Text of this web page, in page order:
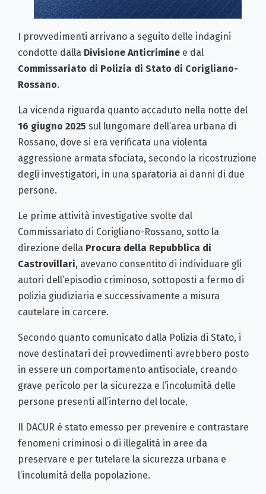
I provvedimenti arrivano a seguito delle indagini
condotte dalla Divisione Anticrimine e dal
Commissariato di Polizia di Stato di Corigliano-
Rossano.
La vicenda riguarda quanto accaduto nella notte del
16 giugno 2025 sul lungomare dell’area urbana di
Rossano, dove si era verificata una violenta
aggressione armata sfociata, secondo la ricostruzione
degli investigatori, in una sparatoria ai danni di due
persone.
Le prime attività investigative svolte dal
Commissariato di Corigliano-Rossano, sotto la
direzione della Procura della Repubblica di
Castrovillari, avevano consentito di individuare gli
autori dell’episodio criminoso, sottoposti a fermo di
polizia giudiziaria e successivamente a misura
cautelare in carcere.
Secondo quanto comunicato dalla Polizia di Stato, i
nove destinatari dei provvedimenti avrebbero posto
in essere un comportamento antisociale, creando
grave pericolo per la sicurezza e l’incolumità delle
persone presenti all’interno del locale.
Il DACUR è stato emesso per prevenire e contrastare
fenomeni criminosi o di illegalità in aree da
preservare e per tutelare la sicurezza urbana e
l’incolumità della popolazione.